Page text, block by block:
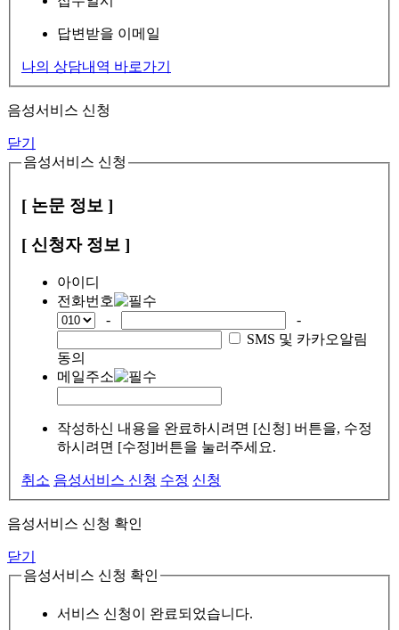
답변받을 이메일
나의 상담내역 바로가기
음성서비스 신청
닫기
음성서비스 신청
[ 논문 정보 ]
[ 신청자 정보 ]
아이디
전화번호
-
-
SMS 및 카카오알림
동의
메일주소
작성하신 내용을 완료하시려면 [신청] 버튼을, 수정
하시려면 [수정]버튼을 눌러주세요.
취소 음성서비스 신청 수정 신청
음성서비스 신청 확인
닫기
음성서비스 신청 확인
서비스 신청이 완료되었습니다.